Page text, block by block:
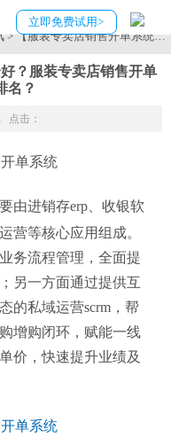
立即免费试用>
> 【服装专卖店销售开单系统】
？服装专卖店销售开单
名？
点击：
由进销存erp、收银软
营等核心应用组成。
务流程管理，全面提
另一方面通过提供互
的私域运营scrm，帮
增购闭环，赋能一线
价，快速提升业绩及